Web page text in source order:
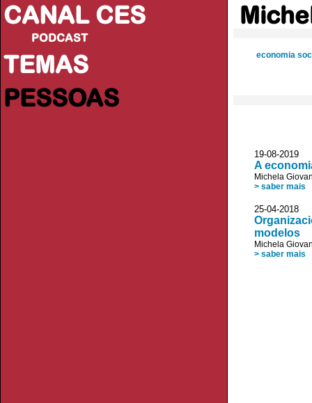
CANAL CES
PODCAST
TEMAS
PESSOAS
economia
19-08-
A
Michela
> saber mais
25-04-
modelos
Michela
> saber mais